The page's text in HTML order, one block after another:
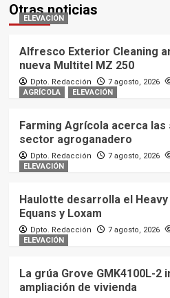
Otras noticias
ELEVACIÓN
Alfresco Exterior Cleaning
nueva Multitel MZ 250
Dpto. Redacción 7 agosto, 2026
AGRÍCOLA
ELEVACIÓN
Farming Agrícola acerca
sector agroganadero
Dpto. Redacción 7 agosto, 2026
ELEVACIÓN
Haulotte desarrolla el
Equans y Loxam
Dpto. Redacción 7 agosto, 2026
ELEVACIÓN
La grúa Grove GMK4100L-2
ampliación de vivienda